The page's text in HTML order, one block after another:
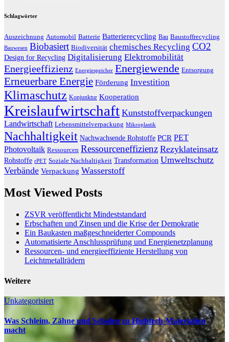
Schlagwörter
Auszeichnung Automobil Batterie Batterierecycling Bau Baustoffrecycling
Bauwesen Biobasiert Biodiversität chemisches Recycling CO2
Design for Recycling Digitalisierung Elektromobilität
Energieeffizienz Energiespeicher Energiewende Entsorgung
Erneuerbare Energie Förderung Investition
Klimaschutz Konjunktur Kooperation
Kreislaufwirtschaft Kunststoffverpackungen
Landwirtschaft Lebensmittelverpackung Mikroplastik
Nachhaltigkeit Nachwachsende Rohstoffe PCR PET
Photovoltaik Ressourcen Ressourceneffizienz Rezyklateinsatz
Rohstoffe rPET Soziale Nachhaltigkeit Transformation Umweltschutz
Verbände Verpackung Wasserstoff
Most Viewed Posts
ZSVR veröffentlicht Mindeststandard
Erbschaften und Zinsen und die Krise der Demokratie
Ein Baukasten maßgeschneiderter Compounds
Automatisierte Anschlussprüfung und Energienetzplanung
Ressourcen- und energieeffiziente Herstellung von
Leichtmetallrädern
Weitere
Unkategorisiert
Was Schleim, Zähne und Schalen zu Hightech-Materialien
macht